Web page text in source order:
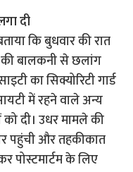
दी
कि बुधवार की रात
बालकनी से छलांग
का सिक्योरिटी गार्ड
में रहने वाले अन्य
दी। उधर मामले की
पहुंची और तहकीकात
के लिए